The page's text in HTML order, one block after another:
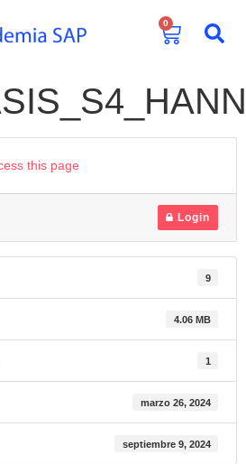
0
this page
Login
9
4.06 MB
1
marzo 26, 2024
septiembre 9, 2024